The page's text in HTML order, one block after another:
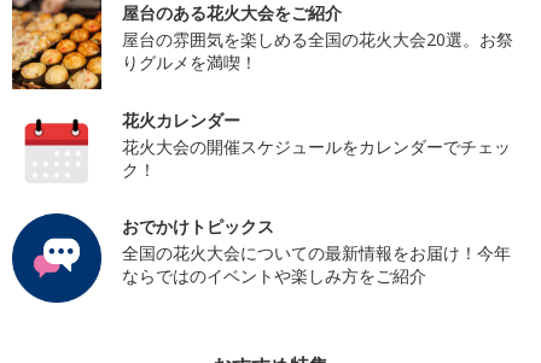
屋台のある花火大会をご紹介
屋台の雰囲気を楽しめる全国の花火大会20選。お祭
りグルメを満喫！
花火カレンダー
花火大会の開催スケジュールをカレンダーでチェッ
ク！
おでかけトピックス
全国の花火大会についての最新情報をお届け！今年
ならではのイベントや楽しみ方をご紹介